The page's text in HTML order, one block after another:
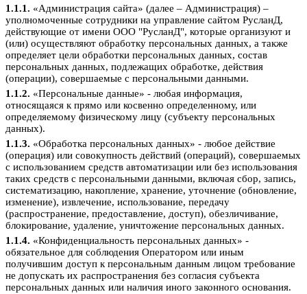
1.1.1. «Администрация сайта» (далее – Администрация) –
уполномоченные сотрудники на управление сайтом РусланД,
действующие от имени ООО "РусланД", которые организуют и
(или) осуществляют обработку персональных данных, а также
определяет цели обработки персональных данных, состав
персональных данных, подлежащих обработке, действия
(операции), совершаемые с персональными данными.
1.1.2. «Персональные данные» - любая информация,
относящаяся к прямо или косвенно определенному, или
определяемому физическому лицу (субъекту персональных
данных).
1.1.3. «Обработка персональных данных» - любое действие
(операция) или совокупность действий (операций), совершаемых
с использованием средств автоматизации или без использования
таких средств с персональными данными, включая сбор, запись,
систематизацию, накопление, хранение, уточнение (обновление,
изменение), извлечение, использование, передачу
(распространение, предоставление, доступ), обезличивание,
блокирование, удаление, уничтожение персональных данных.
1.1.4. «Конфиденциальность персональных данных» -
обязательное для соблюдения Оператором или иным
получившим доступ к персональным данным лицом требование
не допускать их распространения без согласия субъекта
персональных данных или наличия иного законного основания.